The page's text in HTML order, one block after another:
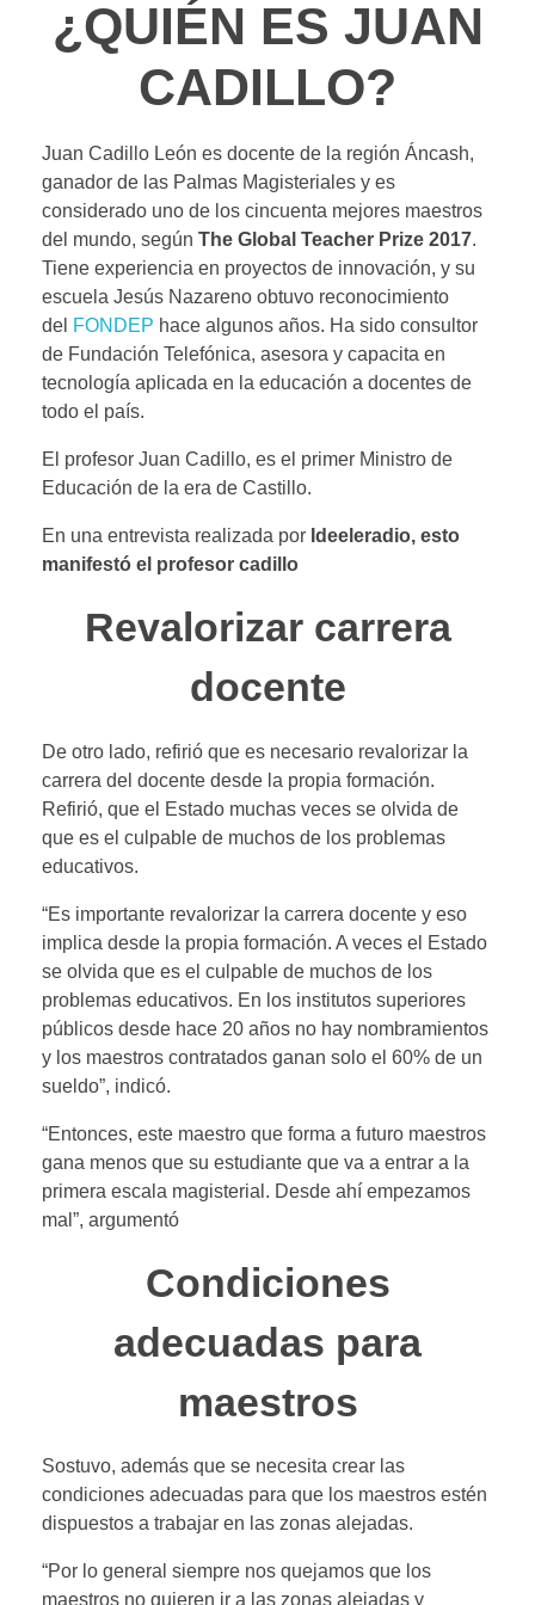
c
e
o
o
k
tt
er
ail at
s
A
p
p
k
dI
n
e
gr
a
m
ss
e
n
g
er
m
tir
¿QUIÉN ES JUAN
CADILLO?
Juan Cadillo León es docente de la región Áncash,
ganador de las Palmas Magisteriales y es
considerado uno de los cincuenta mejores maestros
del mundo, según The Global Teacher Prize 2017.
Tiene experiencia en proyectos de innovación, y su
escuela Jesús Nazareno obtuvo reconocimiento
del FONDEP hace algunos años. Ha sido consultor
de Fundación Telefónica, asesora y capacita en
tecnología aplicada en la educación a docentes de
todo el país.
El profesor Juan Cadillo, es el primer Ministro de
Educación de la era de Castillo.
En una entrevista realizada por Ideeleradio, esto
manifestó el profesor cadillo
Revalorizar carrera
docente
De otro lado, refirió que es necesario revalorizar la
carrera del docente desde la propia formación.
Refirió, que el Estado muchas veces se olvida de
que es el culpable de muchos de los problemas
educativos.
“Es importante revalorizar la carrera docente y eso
implica desde la propia formación. A veces el Estado
se olvida que es el culpable de muchos de los
problemas educativos. En los institutos superiores
públicos desde hace 20 años no hay nombramientos
y los maestros contratados ganan solo el 60% de un
sueldo”, indicó.
“Entonces, este maestro que forma a futuro maestros
gana menos que su estudiante que va a entrar a la
primera escala magisterial. Desde ahí empezamos
mal”, argumentó
Condiciones
adecuadas para
maestros
Sostuvo, además que se necesita crear las
condiciones adecuadas para que los maestros estén
dispuestos a trabajar en las zonas alejadas.
“Por lo general siempre nos quejamos que los
maestros no quieren ir a las zonas alejadas y